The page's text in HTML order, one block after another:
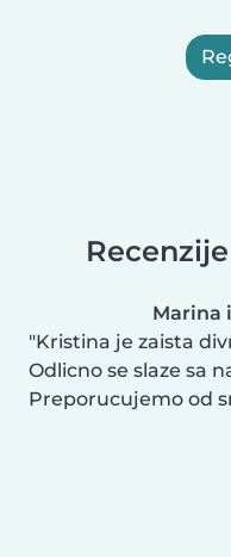
Marina
Kristina je zaista
Odlicno se slaze sa
Preporucujemo od